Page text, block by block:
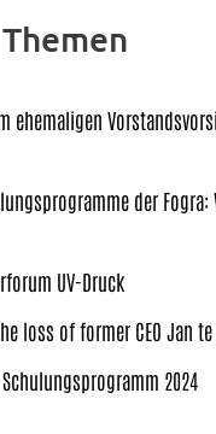
ehemaligen
der
UV-Druck
loss of former CEO Jan te
2024